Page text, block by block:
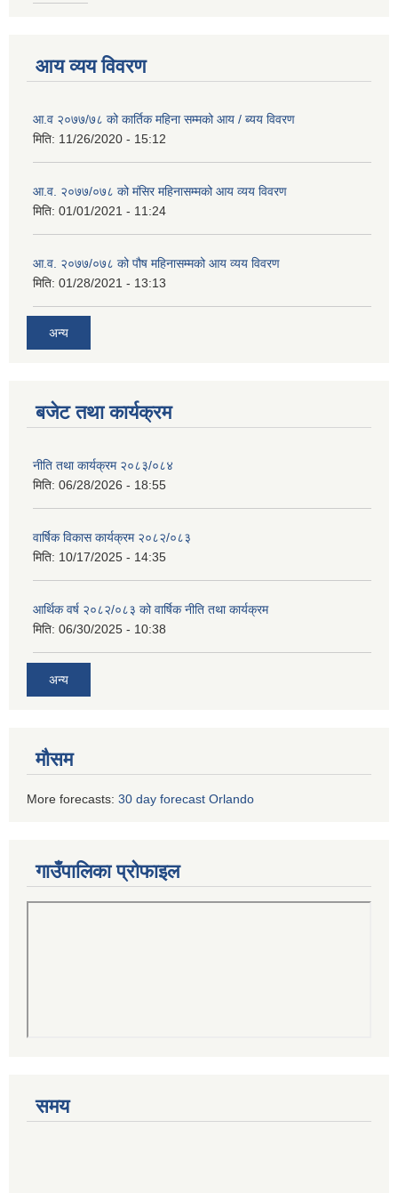
आय व्यय विवरण
आ.व २०७७/७८ को कार्तिक महिना सम्मको आय / ब्यय विवरण
मिति: 11/26/2020 - 15:12
आ.व. २०७७/०७८ को मंसिर महिनासम्मको आय व्यय विवरण
मिति: 01/01/2021 - 11:24
आ.व. २०७७/०७८ को पौष महिनासम्मको आय व्यय विवरण
मिति: 01/28/2021 - 13:13
अन्य
बजेट तथा कार्यक्रम
नीति तथा कार्यक्रम २०८३/०८४
मिति: 06/28/2026 - 18:55
वार्षिक विकास कार्यक्रम २०८२/०८३
मिति: 10/17/2025 - 14:35
आर्थिक वर्ष २०८२/०८३ को वार्षिक नीति तथा कार्यक्रम
मिति: 06/30/2025 - 10:38
अन्य
मौसम
More forecasts: 30 day forecast Orlando
गाउँपालिका प्रोफाइल
समय